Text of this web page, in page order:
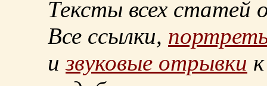
Тексты всех статей
Все ссылки,
извуковые отрывки